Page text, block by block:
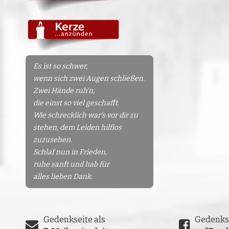
Es ist so schwer,
wenn sich zwei Augen schließen.
Zwei Hände ruh‘n,
die einst so viel geschafft.
Wie schrecklich war‘s vor dir zu
stehen, dem Leiden hilflos
zuzusehen.
Schlaf nun in Frieden,
ruhe sanft und hab für
alles lieben Dank.
Gedenkseite als